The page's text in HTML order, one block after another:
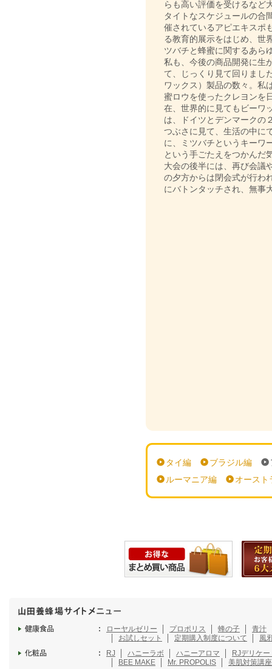
らも高い評価を受けるなど
タイトなスケジュールの合
催されているアピエキスポ
る教育的展示をはじめ、世
ツバチと蜂蜜に関するあら
私も、今後の商品開発に生
て、じっくり見て回りまし
ワックス）製品の数々。私
蜜ロウを使ったクレヨンを
在、世界的に見てもビーワ
は、ドイツとデンマークの
つぶさに見て、生活の中に
に、ミツバチというキーワ
という手ごたえをつかんだ
大会の後半には、再び会議
の夕方からは閉会式が行わ
にバトンタッチされ、無事
タイ編 ブラジル編
ルーマニア編
オースト
ローヤルゼリー プロポリス 蜂の子
青汁
お試しセット
定期購入制度について
風
RJ
ハニーラボ ハニーアロマ
RJデリケ
BEE MAKE
Mr. PROPOLIS
美肌対策講座